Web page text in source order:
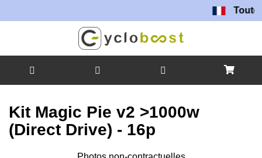
Toutes nos
contenu
Kit Magic Pie v2 >1000w
(Direct Drive) - 16p